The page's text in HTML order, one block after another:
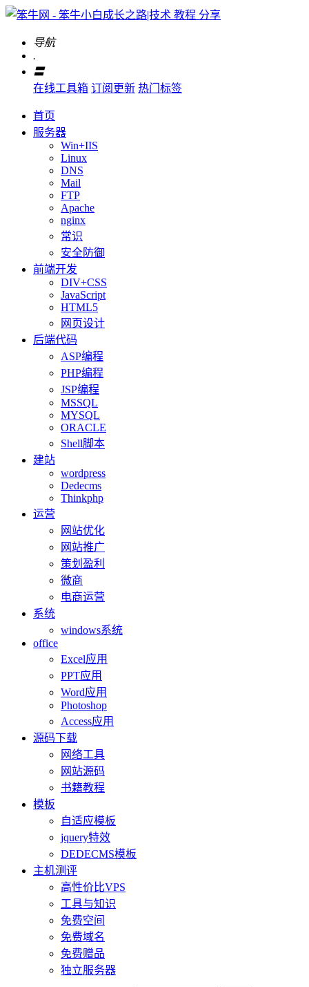
导航
.
〓
在线工具箱 订阅更新 热门标签
首页
服务器
Win+IIS
Linux
DNS
Mail
FTP
Apache
nginx
常识
安全防御
前端开发
DIV+CSS
JavaScript
HTML5
网页设计
后端代码
ASP编程
PHP编程
JSP编程
MSSQL
MYSQL
ORACLE
Shell脚本
建站
wordpress
Dedecms
Thinkphp
运营
网站优化
网站推广
策划盈利
微商
电商运营
系统
windows系统
office
Excel应用
PPT应用
Word应用
Photoshop
Access应用
源码下载
网络工具
网站源码
书籍教程
模板
自适应模板
jquery特效
DEDECMS模板
主机测评
高性价比VPS
工具与知识
免费空间
免费域名
免费赠品
独立服务器